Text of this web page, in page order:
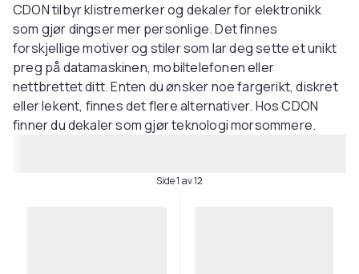
CDON tilbyr klistremerker og dekaler for elektronikk
som gjør dingser mer personlige. Det finnes
forskjellige motiver og stiler som lar deg sette et unikt
preg på datamaskinen, mobiltelefonen eller
nettbrettet ditt. Enten du ønsker noe fargerikt, diskret
eller lekent, finnes det flere alternativer. Hos CDON
finner du dekaler som gjør teknologi morsommere.
Side 1 av 12